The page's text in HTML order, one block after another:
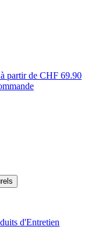
à partir de CHF 69.90
d'Entretien